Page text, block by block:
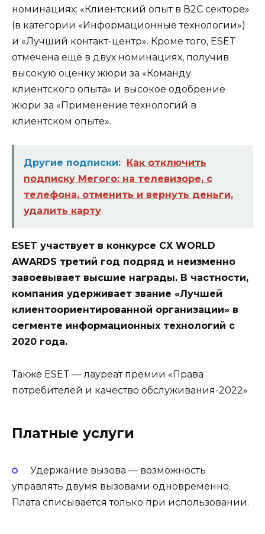
номинациях: «Клиентский опыт в В2С секторе»
(в категории «Информационные технологии»)
и «Лучший контакт-центр». Кроме того, ESET
отмечена ещё в двух номинациях, получив
высокую оценку жюри за «Команду
клиентского опыта» и высокое одобрение
жюри за «Применение технологий в
клиентском опыте».
Другие подписки:
Как отключить
подписку Мегого: на телевизоре, с
телефона, отменить и вернуть деньги,
удалить карту
ESET участвует в конкурсе CX WORLD
AWARDS третий год подряд и неизменно
завоевывает высшие награды. В частности,
компания удерживает звание «Лучшей
клиентоориентированной организации» в
сегменте информационных технологий с
2020 года.
Также ESET — лауреат премии «Права
потребителей и качество обслуживания-2022»
Платные услуги
Удержание вызова — возможность
управлять двумя вызовами одновременно.
Плата списывается только при использовании.